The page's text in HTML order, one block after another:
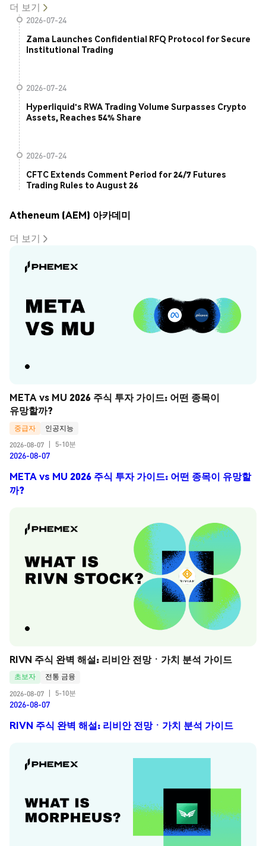
더 보기
2026-07-24
Zama Launches Confidential RFQ Protocol for Secure
Institutional Trading
2026-07-24
Hyperliquid's RWA Trading Volume Surpasses Crypto
Assets, Reaches 54% Share
2026-07-24
CFTC Extends Comment Period for 24/7 Futures
Trading Rules to August 26
Atheneum (AEM) 아카데미
더 보기
META vs MU 2026 주식 투자 가이드: 어떤 종목이
유망할까?
중급자
인공지능
2026-08-07
5-10분
2026-08-07
META vs MU 2026 주식 투자 가이드: 어떤 종목이 유망할
까?
RIVN 주식 완벽 해설: 리비안 전망ㆍ가치 분석 가이드
초보자
전통 금융
2026-08-07
5-10분
2026-08-07
RIVN 주식 완벽 해설: 리비안 전망ㆍ가치 분석 가이드